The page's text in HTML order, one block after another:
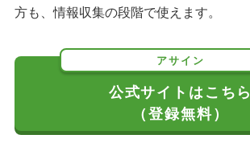
方も、情報収集の段階で使えます。
アサイン
公式サイトはこちら
（登録無料）